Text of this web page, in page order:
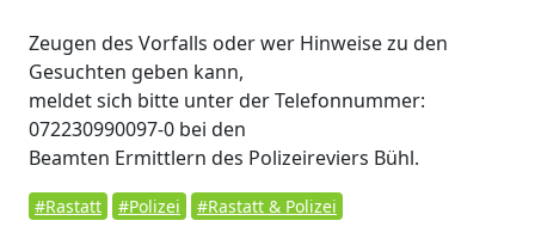
Zeugen des Vorfalls oder wer Hinweise zu den
Gesuchten geben kann,
meldet sich bitte unter der Telefonnummer:
072230990097-0 bei den
Beamten Ermittlern des Polizeireviers Bühl.
#Rastatt #Polizei #Rastatt & Polizei